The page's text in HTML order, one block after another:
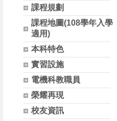
課程規劃
課程地圖(108學年入學
適用)
本科特色
實習設施
電機科教職員
榮耀再現
校友資訊